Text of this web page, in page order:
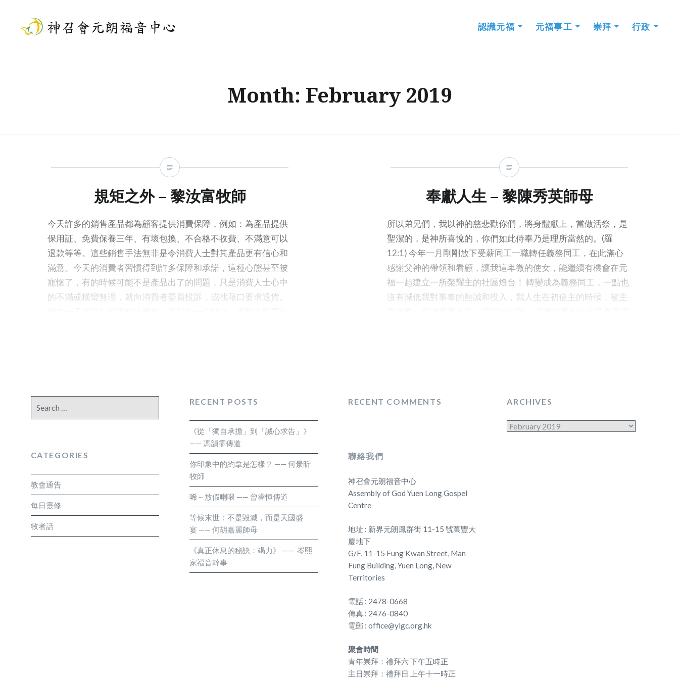
content
認識元福 元福事工 崇拜 行政
Month: February 2019
規矩之外 – 黎汝富牧師
今天許多的銷售產品都為顧客提供消費保障，例如：為產品提供
保用証、免費保養三年、有壞包換、不合格不收費、不滿意可以
退款等等。這些銷售手法無非是令消費人士對其產品更有信心和
滿意。今天的消費者習慣得到許多保障和承諾，這種心態甚至被
寵懷了，有的時候可能不是產品出了的問題，只是消費人士心中
的不滿或橫蠻無理，就向消費者委員投訴，或找藉口要求退貨。
幫助我做入數帳應該都做完了……！最後經理屈服叫職員幫她照
辦，這個野蠻的消費者就得到非一般客人所得到的服務了。前後
不夠7分鐘，我還在長龍中排隊，她已得意洋洋地離開銀行的大
門。 這個女人竟然不顧顏面，也毫無羞愧，在眾目睽睽之下示範
了一絕招「吾駛排隊既！」看到這裏心裏抹了一把汗，我想今後
可能有人會有樣學樣，照版做多次。我想這個師奶的家人會是怎
樣的人？她如何教導自己的子女？她和家人會重視規矩和原則的
嗎？除了規定之外可有例外的呢？正門進不了去，可有側門或後
門可行嗎？ 聖經告訴我們規矩是很重要的： 林前14:40凡事都要
規規矩矩的按著次序行。帖前5:14我們又勸弟兄們，要警戒不守
規矩的人，勉勵灰心的人，扶助軟弱的人，也要向眾人忍耐。 帖
後3:6弟兄們，我們奉主耶穌基督的名吩咐你們，凡有弟兄不按規
矩而行，不遵守從我們所受的教訓，就當遠離他。 每一個人都應
奉獻人生 – 黎陳秀英師母
所以弟兄們，我以神的慈悲勸你們，將身體獻上，當做活祭，是
聖潔的，是神所喜悅的，你們如此侍奉乃是理所當然的。(羅
12:1) 今年一月剛剛放下受薪同工一職轉任義務同工，在此滿心
感謝父神的帶領和看顧，讓我這卑微的使女，能繼續有機會在元
福一起建立一所榮耀主的社區燈台！ 轉變成為義務同工，一點也
沒有減低我對事奉的熱誠和投入，我人生在初信主的時候，被主
時回來教會認識主，就是在元福成長的胡嘉麗姊妹，她和丈夫早
天已是成熟可以在元福家庭事工接棒了！她承擔家庭事工活動主
for:
RECENT POSTS
《從「獨自承擔」到「誠心求告」》
—— 馮韻霏傳道
你印象中的約拿是怎樣？ —— 何景昕
牧師
唏～放假喇喂 —— 曾睿恒傳道
等候末世：不是毀滅，而是天國盛
宴 —— 何胡嘉麗師母
《真正休息的秘訣：竭力》 —— 岑熙
家福音幹事
RECENT COMMENTS ARCHIVES
Archives
CATEGORIES
教會通告
每日靈修
牧者話
聯絡我們
神召會元朗福音中心
Assembly of God Yuen Long Gospel
Centre
地址 : 新界元朗鳳群街 11-15 號萬豐大
廈地下
G/F, 11-15 Fung Kwan Street, Man
Fung Building, Yuen Long, New
Territories
電話 : 2478-0668
傳真 : 2476-0840
電郵 : office@ylgc.org.hk
聚會時間
青年崇拜：禮拜六 下午五時正
主日崇拜：禮拜日 上午十一時正